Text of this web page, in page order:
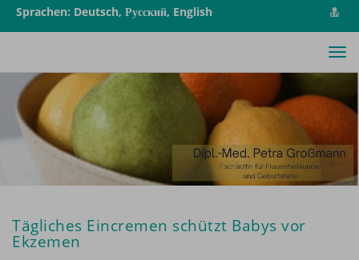
Sprachen: Deutsch, Русский, English
Tägliches Eincremen schützt Babys vor
Ekzemen